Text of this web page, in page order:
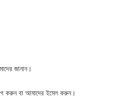
জানান।
করুন বা আমাদের ইমেল করুন।